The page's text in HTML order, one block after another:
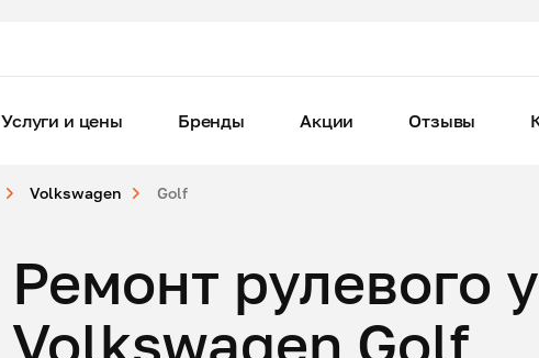
Услуги и цены Бренды Акции Отзывы
Volkswagen Golf
Ремонт рулевого
Volkswagen Golf